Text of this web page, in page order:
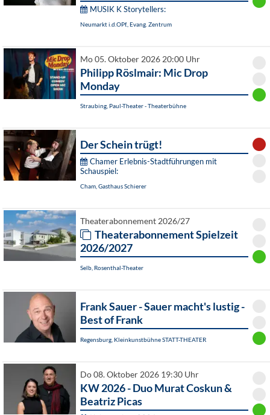
MUSIK K Storytellers:
Neumarkt i.d.OPf., Evang. Zentrum
Mo 05. Oktober 2026 20:00 Uhr
Philipp Röslmair: Mic Drop
Monday
Straubing, Paul-Theater - Theaterbühne
Der Schein trügt!
Chamer Erlebnis-Stadtführungen mit
Schauspiel:
Cham, Gasthaus Schierer
Theaterabonnement 2026/27
Theaterabonnement Spielzeit
2026/2027
Selb, Rosenthal-Theater
Frank Sauer - Sauer macht's lustig -
Best of Frank
Regensburg, Kleinkunstbühne STATT-THEATER
Do 08. Oktober 2026 19:30 Uhr
KW 2026 - Duo Murat Coskun &
Beatriz Picas